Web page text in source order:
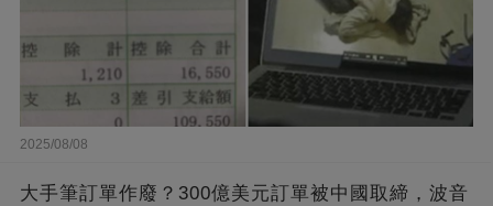
2025/08/08
大手筆訂單作廢？300億美元訂單被中國取締，波音